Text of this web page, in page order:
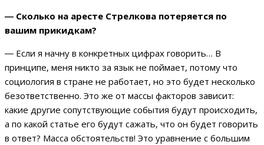
― Сколько на аресте Стрелкова потеряется по
вашим прикидкам?
― Если я начну в конкретных цифрах говорить… В
принципе, меня никто за язык не поймает, потому что
социология в стране не работает, но это будет несколько
безответственно. Это же от массы факторов зависит:
какие другие сопутствующие события будут происходить,
а по какой статье его будут сажать, что он будет говорить
в ответ? Масса обстоятельств! Это уравнение с большим